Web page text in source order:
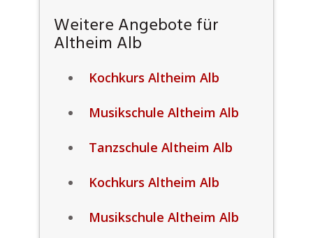
Weitere Angebote für
Altheim Alb
Kochkurs Altheim Alb
Musikschule Altheim Alb
Tanzschule Altheim Alb
Kochkurs Altheim Alb
Musikschule Altheim Alb